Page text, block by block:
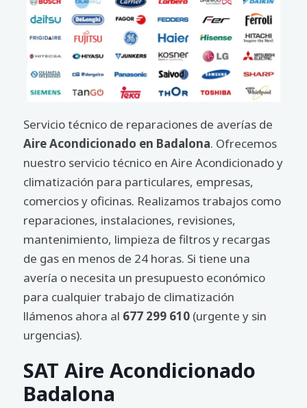
Servicio técnico de reparaciones de averías de
Aire Acondicionado en Badalona. Ofrecemos
nuestro servicio técnico en Aire Acondicionado y
climatización para particulares, empresas,
comercios y oficinas. Realizamos trabajos como
reparaciones, instalaciones, revisiones,
mantenimiento, limpieza de filtros y recargas
de gas en menos de 24 horas. Si tiene una
avería o necesita un presupuesto económico
para cualquier trabajo de climatización
llámenos ahora al 677 299 610 (urgente y sin
urgencias).
SAT Aire Acondicionado
Badalona